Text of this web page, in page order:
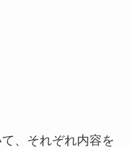
、それぞれ内容を